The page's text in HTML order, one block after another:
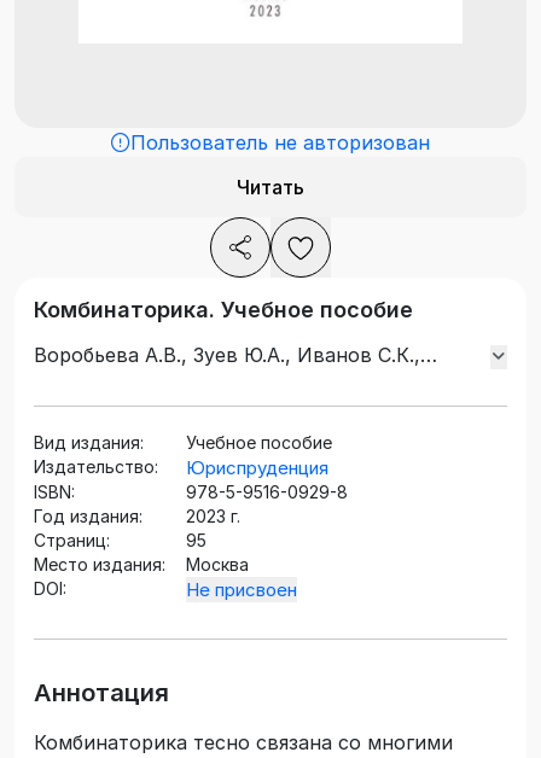
Пользователь не авторизован
Читать
Комбинаторика. Учебное пособие
Воробьева А.В., Зуев Ю.А., Иванов С.К.,
Худжина М.В.
Вид издания:
Учебное пособие
Издательство:
Юриспруденция
ISBN:
978-5-9516-0929-8
Год издания:
2023 г.
Страниц:
95
Место издания:
Москва
DOI:
Не присвоен
Аннотация
Комбинаторика тесно связана со многими